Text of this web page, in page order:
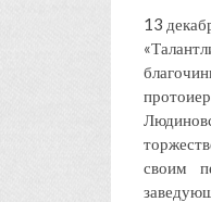
13
своим